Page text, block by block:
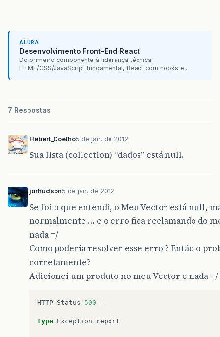
note The full stack trace of the
ALURA
Desenvolvimento Front-End React
Do primeiro componente à liderança técnica!
HTML/CSS/JavaScript fundamental, React com hooks e...
7 Respostas
Hebert_Coelho5 de jan. de 2012
Sua lista (collection) “dados” está null.
jorhudson5 de jan. de 2012
Se foi o que entendi, o Meu Vector está null,
normalmente … e o erro fica reclamando do
nada =/
Como poderia resolver esse erro ? Então o
corretamente?
Adicionei um produto no meu Vector e nada =/
HTTP Status 500 -
type Exception report